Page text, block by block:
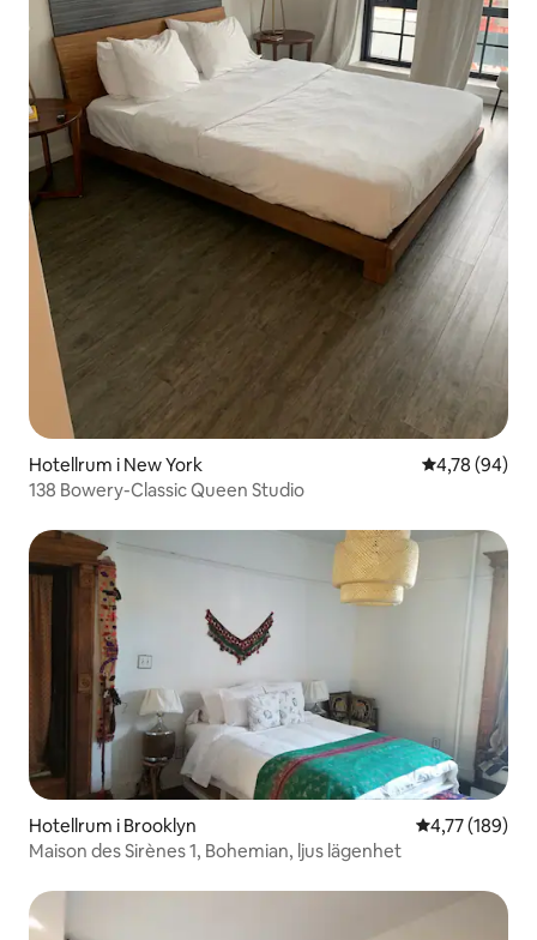
Hotellrum i New York 4,78 av 5 i
4,78 (94)
138 Bowery-Classic Queen Studio
Hotellrum i Brooklyn 4,77 av 5 i
4,77 (189)
Maison des Sirènes 1, Bohemian, ljus lägenhet